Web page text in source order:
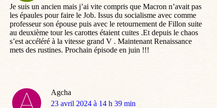
Je suis un ancien mais j’ai vite compris que Macron n’avait pas
les épaules pour faire le Job. Issus du socialisme avec comme
professeur son épouse puis avec le retournement de Fillon suite
au deuxième tour les carottes étaient cuites .Et depuis le chaos
s’est accéléré à la vitesse grand V . Maintenant Renaissance
mets des rustines. Prochain épisode en juin !!!
Agcha
dit
23 avril 2024 à 14 h 39 min